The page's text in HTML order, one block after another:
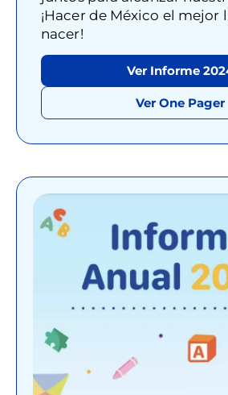
¡Hacer de México el mejor
nacer!
Ver Informe
Ver One Pager